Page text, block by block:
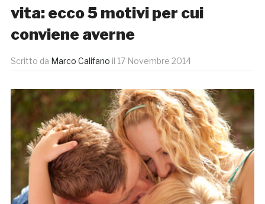
vita: ecco 5 motivi per cui
conviene averne
Scritto da Marco Califano il 17 Novembre 2014